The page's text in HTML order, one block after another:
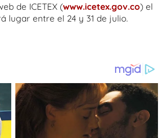
de ICETEX (www.icetex.gov.co) el
lugar entre el 24 y 31 de julio.